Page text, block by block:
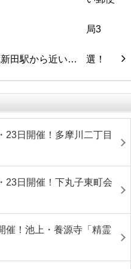
田駅から近い…
23日開催！多摩川二丁目
23日開催！下丸子東町会
催！池上・養源寺「精霊